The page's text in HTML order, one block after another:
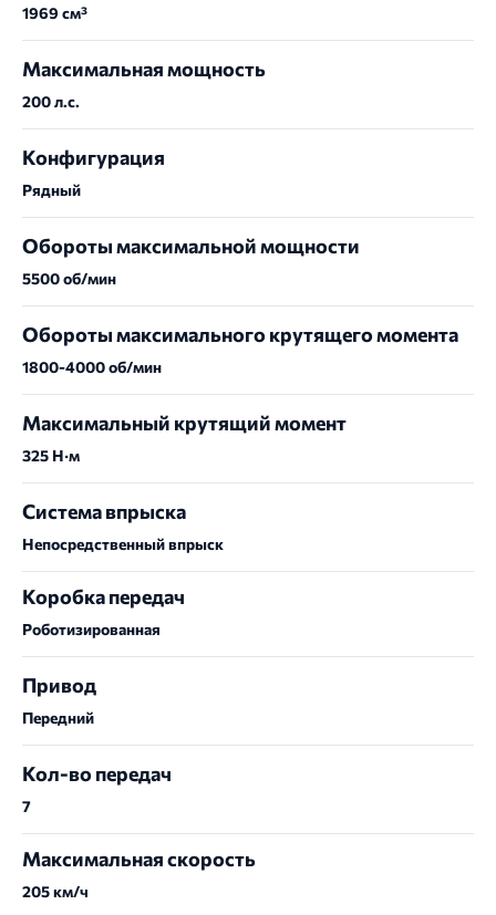
1969 см³
Максимальная мощность
200 л.с.
Конфигурация
Рядный
Обороты максимальной мощности
5500 об/мин
Обороты максимального крутящего момента
1800-4000 об/мин
Максимальный крутящий момент
325 Н∙м
Система впрыска
Непосредственный впрыск
Коробка передач
Роботизированная
Привод
Передний
Кол-во передач
7
Максимальная скорость
205 км/ч